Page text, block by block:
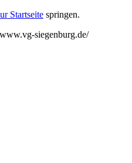
Startseite springen.
siegenburg.de/